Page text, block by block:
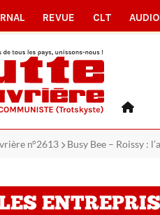
REVUE CLT
n°2613 Busy Bee – Roissy :